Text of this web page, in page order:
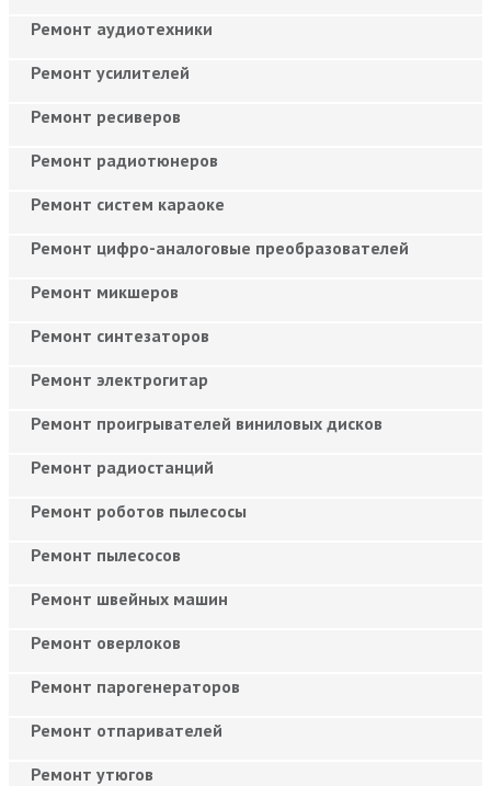
Ремонт аудиотехники
Ремонт усилителей
Ремонт ресиверов
Ремонт радиотюнеров
Ремонт систем караоке
Ремонт цифро-аналоговые преобразователей
Ремонт микшеров
Ремонт синтезаторов
Ремонт электрогитар
Ремонт проигрывателей виниловых дисков
Ремонт радиостанций
Ремонт роботов пылесосы
Ремонт пылесосов
Ремонт швейных машин
Ремонт оверлоков
Ремонт парогенераторов
Ремонт отпаривателей
Ремонт утюгов